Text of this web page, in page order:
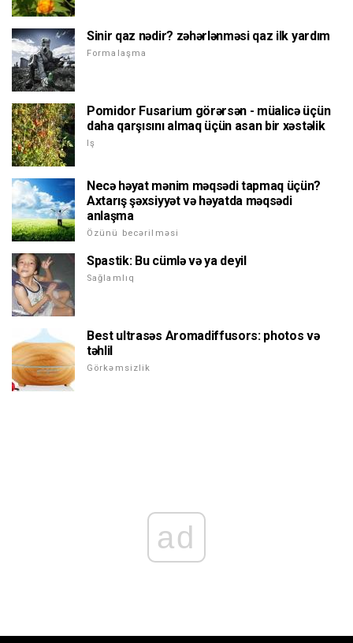
Sinir qaz nədir? zəhərlənməsi qaz ilk yardım
Formalaşma
Pomidor Fusarium görərsən - müalicə üçün
daha qarşısını almaq üçün asan bir xəstəlik
Iş
Necə həyat mənim məqsədi tapmaq üçün?
Axtarış şəxsiyyət və həyatda məqsədi
anlaşma
Özünü becərilməsi
Spastik: Bu cümlə və ya deyil
Sağlamlıq
Best ultrasəs Aromadiffusors: photos və
təhlil
Görkəmsizlik
ad